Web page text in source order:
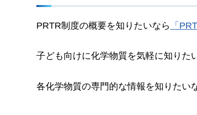
PRTR制度の概要を知りたいなら 「
子ども向けに化学物質を気軽に知りた
各化学物質の専門的な情報を知りたい